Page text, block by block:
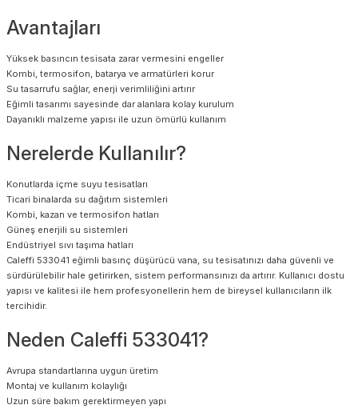
Avantajları
Yüksek basıncın tesisata zarar vermesini engeller
Kombi, termosifon, batarya ve armatürleri korur
Su tasarrufu sağlar, enerji verimliliğini artırır
Eğimli tasarımı sayesinde dar alanlara kolay kurulum
Dayanıklı malzeme yapısı ile uzun ömürlü kullanım
Nerelerde Kullanılır?
Konutlarda içme suyu tesisatları
Ticari binalarda su dağıtım sistemleri
Kombi, kazan ve termosifon hatları
Güneş enerjili su sistemleri
Endüstriyel sıvı taşıma hatları
Caleffi 533041 eğimli basınç düşürücü vana, su tesisatınızı daha güvenli ve
sürdürülebilir hale getirirken, sistem performansınızı da artırır. Kullanıcı dostu
yapısı ve kalitesi ile hem profesyonellerin hem de bireysel kullanıcıların ilk
tercihidir.
Neden Caleffi 533041?
Avrupa standartlarına uygun üretim
Montaj ve kullanım kolaylığı
Uzun süre bakım gerektirmeyen yapı